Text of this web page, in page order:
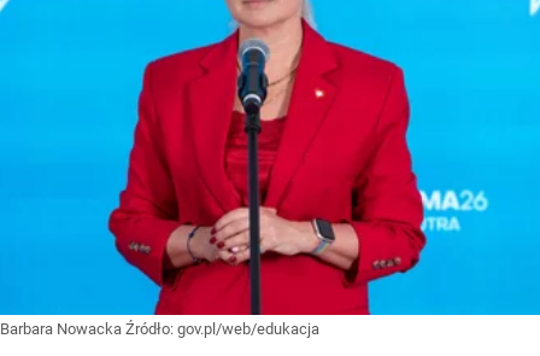
Barbara Nowacka Źródło: gov.pl/web/edukacja